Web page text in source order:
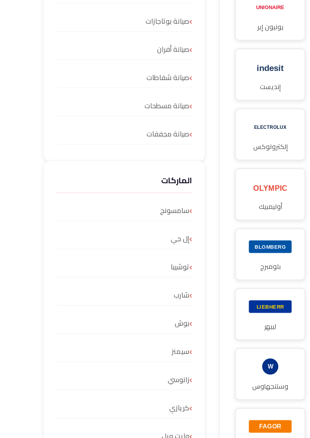
يونيون إير
إنديست
إلكترولوكس
أوليمبيك
بلومبرج
ليبهر
وستنجهاوس
صيانة بوتاجازات
صيانة أفران
صيانة شفاطات
صيانة مسطحات
صيانة مجففات
الماركات
سامسونج
إل جي
توشيبا
شارب
بوش
سيمنز
زانوسي
كريازي